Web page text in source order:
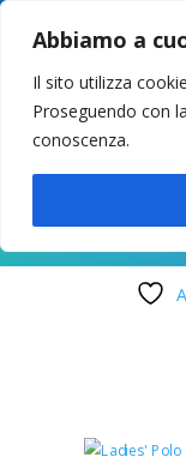
Abbiamo a
Il sito utilizza
Proseguendo con
conoscenza.
049